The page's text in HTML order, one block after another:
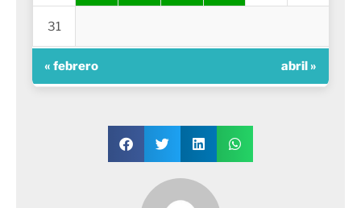
31
« febrero abril »